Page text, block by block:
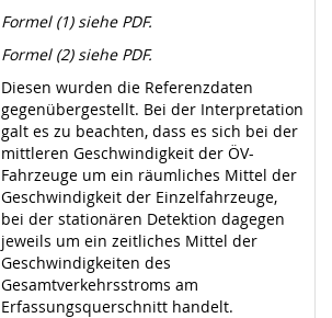
Formel (1) siehe PDF.
Formel (2) siehe PDF.
Diesen wurden die Referenzdaten
gegenübergestellt. Bei der Interpretation
galt es zu beachten, dass es sich bei der
mittleren Geschwindigkeit der ÖV-
Fahrzeuge um ein räumliches Mittel der
Geschwindigkeit der Einzelfahrzeuge,
bei der stationären Detektion dagegen
jeweils um ein zeitliches Mittel der
Geschwindigkeiten des
Gesamtverkehrsstroms am
Erfassungsquerschnitt handelt.